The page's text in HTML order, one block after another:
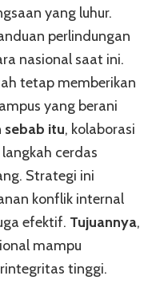
yang luhur.
perlindungan
nasional saat ini.
tetap memberikan
yang berani
sebab itu, kolaborasi
cerdas
Strategi ini
konflik internal
efektif. Tujuannya,
mampu
tinggi.